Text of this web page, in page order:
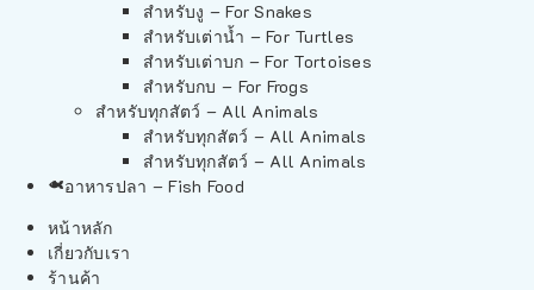
สำหรับงู – For Snakes
สำหรับเต่าน้ำ – For Turtles
สำหรับเต่าบก – For Tortoises
สำหรับกบ – For Frogs
สำหรับทุกสัตว์ – All Animals
สำหรับทุกสัตว์ – All Animals
สำหรับทุกสัตว์ – All Animals
อาหารปลา – Fish Food
หน้าหลัก
เกี่ยวกับเรา
ร้านค้า